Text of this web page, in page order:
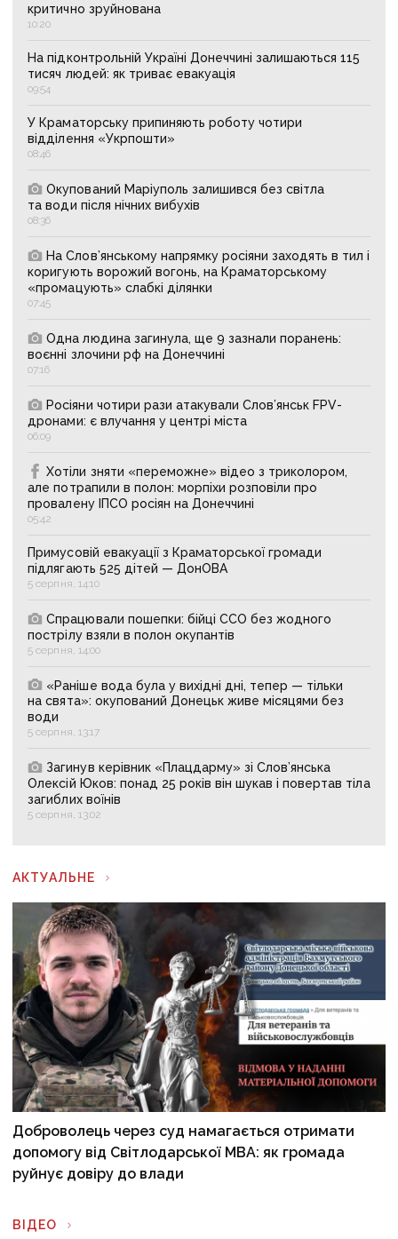
критично зруйнована
10:20
На підконтрольній Україні Донеччині залишаються 115
тисяч людей: як триває евакуація
09:54
У Краматорську припиняють роботу чотири
відділення «Укрпошти»
08:46
Окупований Маріуполь залишився без світла
та води після нічних вибухів
08:36
На Слов’янському напрямку росіяни заходять в тил і
коригують ворожий вогонь, на Краматорському
«промацують» слабкі ділянки
07:45
Одна людина загинула, ще 9 зазнали поранень:
воєнні злочини рф на Донеччині
07:16
Росіяни чотири рази атакували Слов’янськ FPV-
дронами: є влучання у центрі міста
06:09
Хотіли зняти «переможне» відео з триколором,
але потрапили в полон: морпіхи розповіли про
провалену ІПСО росіян на Донеччині
05:42
Примусовій евакуації з Краматорської громади
підлягають 525 дітей — ДонОВА
5 серпня, 14:10
Спрацювали пошепки: бійці ССО без жодного
пострілу взяли в полон окупантів
5 серпня, 14:00
«Раніше вода була у вихідні дні, тепер — тільки
на свята»: окупований Донецьк живе місяцями без
води
5 серпня, 13:17
Загинув керівник «Плацдарму» зі Слов’янська
Олексій Юков: понад 25 років він шукав і повертав тіла
загиблих воїнів
5 серпня, 13:02
АКТУАЛЬНЕ
Доброволець через суд намагається отримати
допомогу від Світлодарської МВА: як громада
руйнує довіру до влади
ВІДЕО